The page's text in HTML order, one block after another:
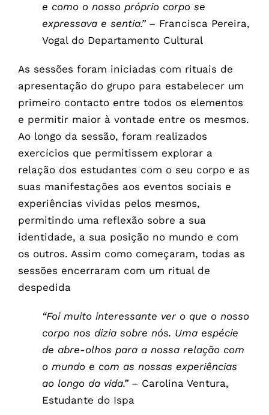
e como o nosso próprio corpo se
expressava e sentia.” – Francisca Pereira,
Vogal do Departamento Cultural
As sessões foram iniciadas com rituais de
apresentação do grupo para estabelecer um
primeiro contacto entre todos os elementos
e permitir maior à vontade entre os mesmos.
Ao longo da sessão, foram realizados
exercícios que permitissem explorar a
relação dos estudantes com o seu corpo e as
suas manifestações aos eventos sociais e
experiências vividas pelos mesmos,
permitindo uma reflexão sobre a sua
identidade, a sua posição no mundo e com
os outros. Assim como começaram, todas as
sessões encerraram com um ritual de
despedida
“Foi muito interessante ver o que o nosso
corpo nos dizia sobre nós. Uma espécie
de abre-olhos para a nossa relação com
o mundo e com as nossas experiências
ao longo da vida.” – Carolina Ventura,
Estudante do Ispa